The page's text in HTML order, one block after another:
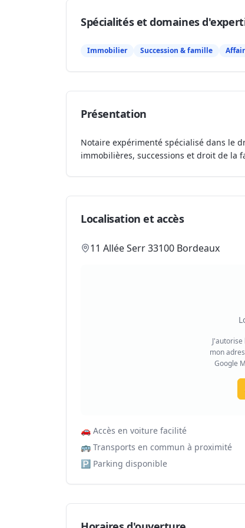
Spécialités et domaines
Immobilier Succession & famille
Présentation
Notaire expérimenté spécialisé dans le
immobilières, successions et droit de la
Localisation et accès
11 Allée Serr 33100 Bordeaux
mon
Google
🚗 Accès en voiture facilité
🚌 Transports en commun à proximité
🅿️ Parking disponible